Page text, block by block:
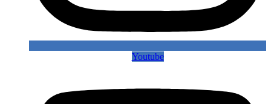
Youtube